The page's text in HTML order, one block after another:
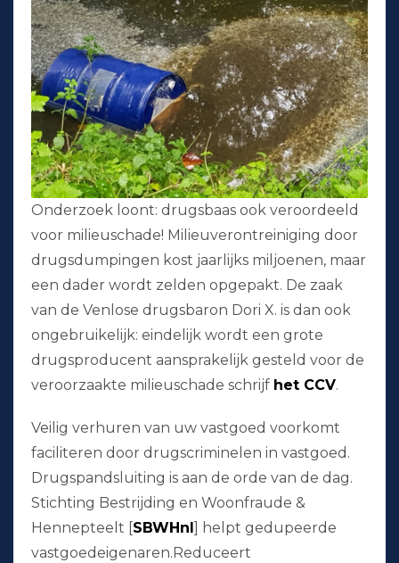
Onderzoek loont: drugsbaas ook veroordeeld
voor milieuschade! Milieuverontreiniging door
drugsdumpingen kost jaarlijks miljoenen, maar
een dader wordt zelden opgepakt. De zaak
van de Venlose drugsbaron Dori X. is dan ook
ongebruikelijk: eindelijk wordt een grote
drugsproducent aansprakelijk gesteld voor de
veroorzaakte milieuschade schrijf het CCV.
Veilig verhuren van uw vastgoed voorkomt
faciliteren door drugscriminelen in vastgoed.
Drugspandsluiting is aan de orde van de dag.
Stichting Bestrijding en Woonfraude &
Hennepteelt [SBWHnl] helpt gedupeerde
vastgoedeigenaren.Reduceert